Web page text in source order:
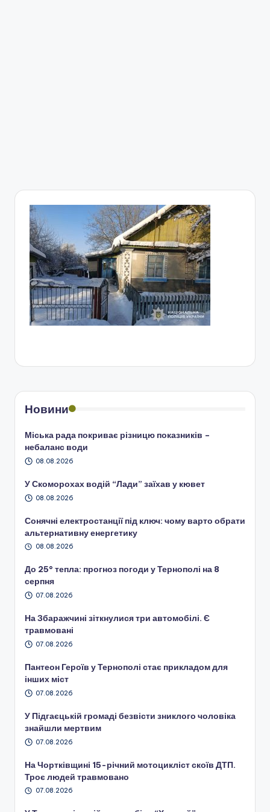
Новини
Міська рада покриває різницю показників –
небаланс води
08.08.2026
У Скоморохах водій “Лади” заїхав у кювет
08.08.2026
Сонячні електростанції під ключ: чому варто обрати
альтернативну енергетику
08.08.2026
До 25° тепла: прогноз погоди у Тернополі на 8
серпня
07.08.2026
На Збаражчині зіткнулися три автомобілі. Є
травмовані
07.08.2026
Пантеон Героїв у Тернополі стає прикладом для
інших міст
07.08.2026
У Підгаєцькій громаді безвісти зниклого чоловіка
знайшли мертвим
07.08.2026
На Чортківщині 15-річний мотоцикліст скоїв ДТП.
Троє людей травмовано
07.08.2026